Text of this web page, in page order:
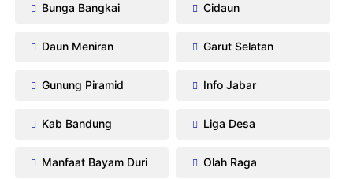
Bunga Bangkai Cidaun
Daun Meniran Garut Selatan
Gunung Piramid Info Jabar
Kab Bandung Liga Desa
Manfaat Bayam Duri Olah Raga